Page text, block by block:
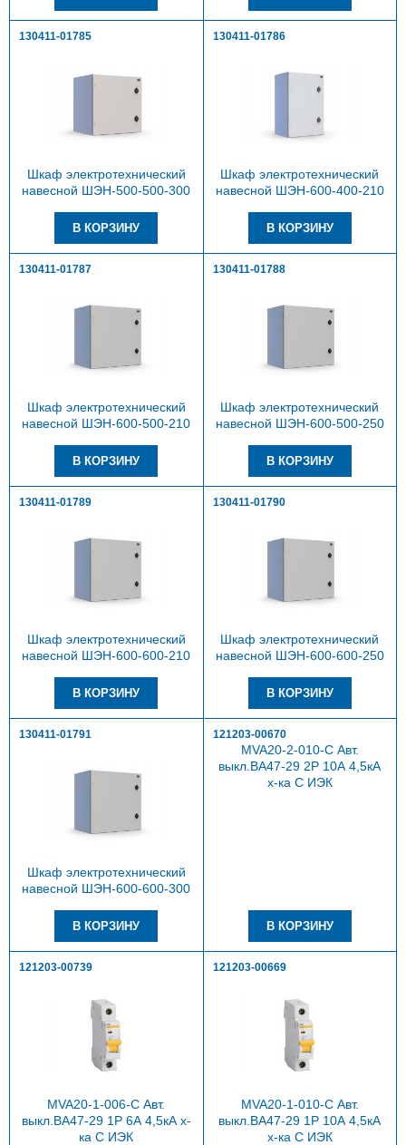
130411-01785
Шкаф электротехнический
навесной ШЭН-500-500-300
130411-01786
Шкаф электротехнический
навесной ШЭН-600-400-210
130411-01787
Шкаф электротехнический
навесной ШЭН-600-500-210
130411-01788
Шкаф электротехнический
навесной ШЭН-600-500-250
130411-01789
Шкаф электротехнический
навесной ШЭН-600-600-210
130411-01790
Шкаф электротехнический
навесной ШЭН-600-600-250
130411-01791
Шкаф электротехнический
навесной ШЭН-600-600-300
121203-00670
MVA20-2-010-C Авт.
выкл.ВА47-29 2Р 10А 4,5кА
х-ка С ИЭК
121203-00739
MVA20-1-006-C Авт.
выкл.ВА47-29 1Р 6А 4,5кА х-
ка С ИЭК
121203-00669
MVA20-1-010-C Авт.
выкл.ВА47-29 1Р 10А 4,5кА
х-ка С ИЭК